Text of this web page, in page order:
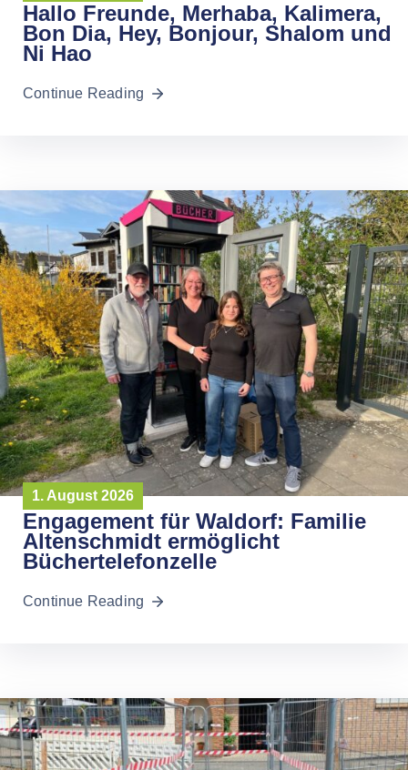
Hallo Freunde, Merhaba, Kalimera,
Bon Dia, Hey, Bonjour, Shalom und
Ni Hao
Continue Reading
1. August 2026
Engagement für Waldorf: Familie
Altenschmidt ermöglicht
Büchertelefonzelle
Continue Reading